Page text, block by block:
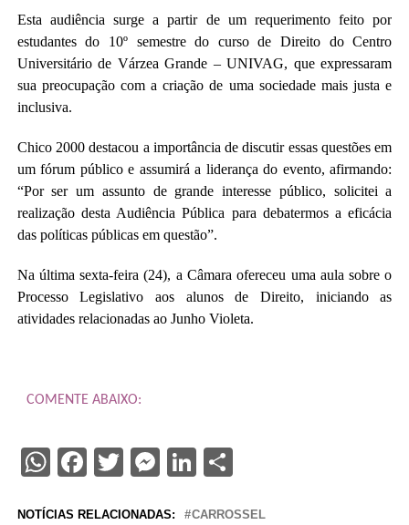
Esta audiência surge a partir de um requerimento feito por
estudantes do 10º semestre do curso de Direito do Centro
Universitário de Várzea Grande – UNIVAG, que expressaram
sua preocupação com a criação de uma sociedade mais justa e
inclusiva.
Chico 2000 destacou a importância de discutir essas questões em
um fórum público e assumirá a liderança do evento, afirmando:
“Por ser um assunto de grande interesse público, solicitei a
realização desta Audiência Pública para debatermos a eficácia
das políticas públicas em questão”.
Na última sexta-feira (24), a Câmara ofereceu uma aula sobre o
Processo Legislativo aos alunos de Direito, iniciando as
atividades relacionadas ao Junho Violeta.
COMENTE ABAIXO:
WhatsApp
Facebook
Twitter
Messenger
LinkedIn
Share
NOTÍCIAS RELACIONADAS: CARROSSEL